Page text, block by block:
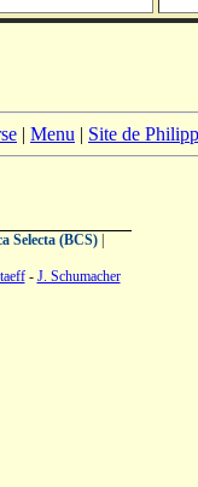
| Menu | Site de
Selecta (BCS)|
- J. Schumacher